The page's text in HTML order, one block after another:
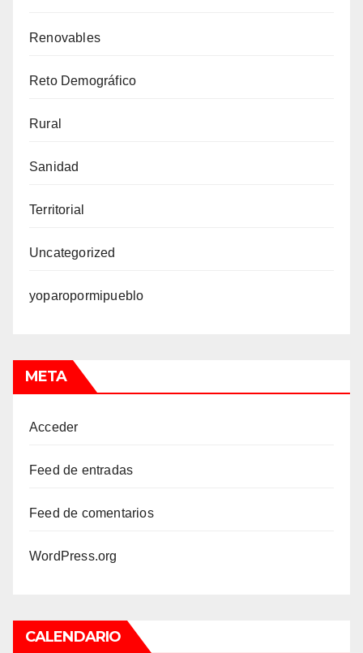
Renovables
Reto Demográfico
Rural
Sanidad
Territorial
Uncategorized
yoparopormipueblo
META
Acceder
Feed de entradas
Feed de comentarios
WordPress.org
CALENDARIO